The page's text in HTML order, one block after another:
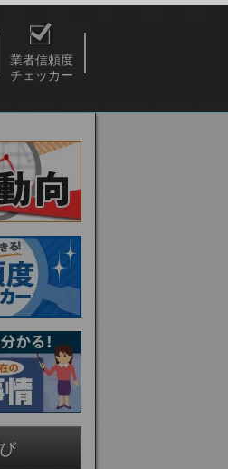
業者信頼度
チェッカー